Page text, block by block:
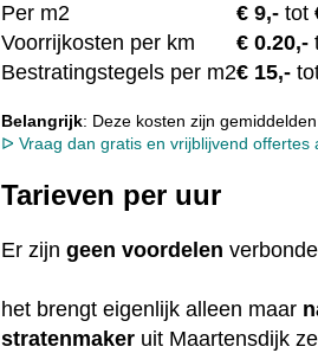
Per m2
€9,- tot
Voorrijkosten per km
€ 0.20,-
Bestratingstegels per m2€ 15,-
Belangrijk: Deze kosten zijn
ᐅ Vraag dan gratis en vrijblijvend offertes
Tarieven per uur
Er zijngeen voordelen
het brengt eigenlijk alleen maar
stratenmaker uit Maartensdijk